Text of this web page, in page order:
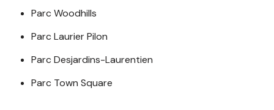
Parc Woodhills
Parc Laurier Pilon
Parc Desjardins-Laurentien
Parc Town Square